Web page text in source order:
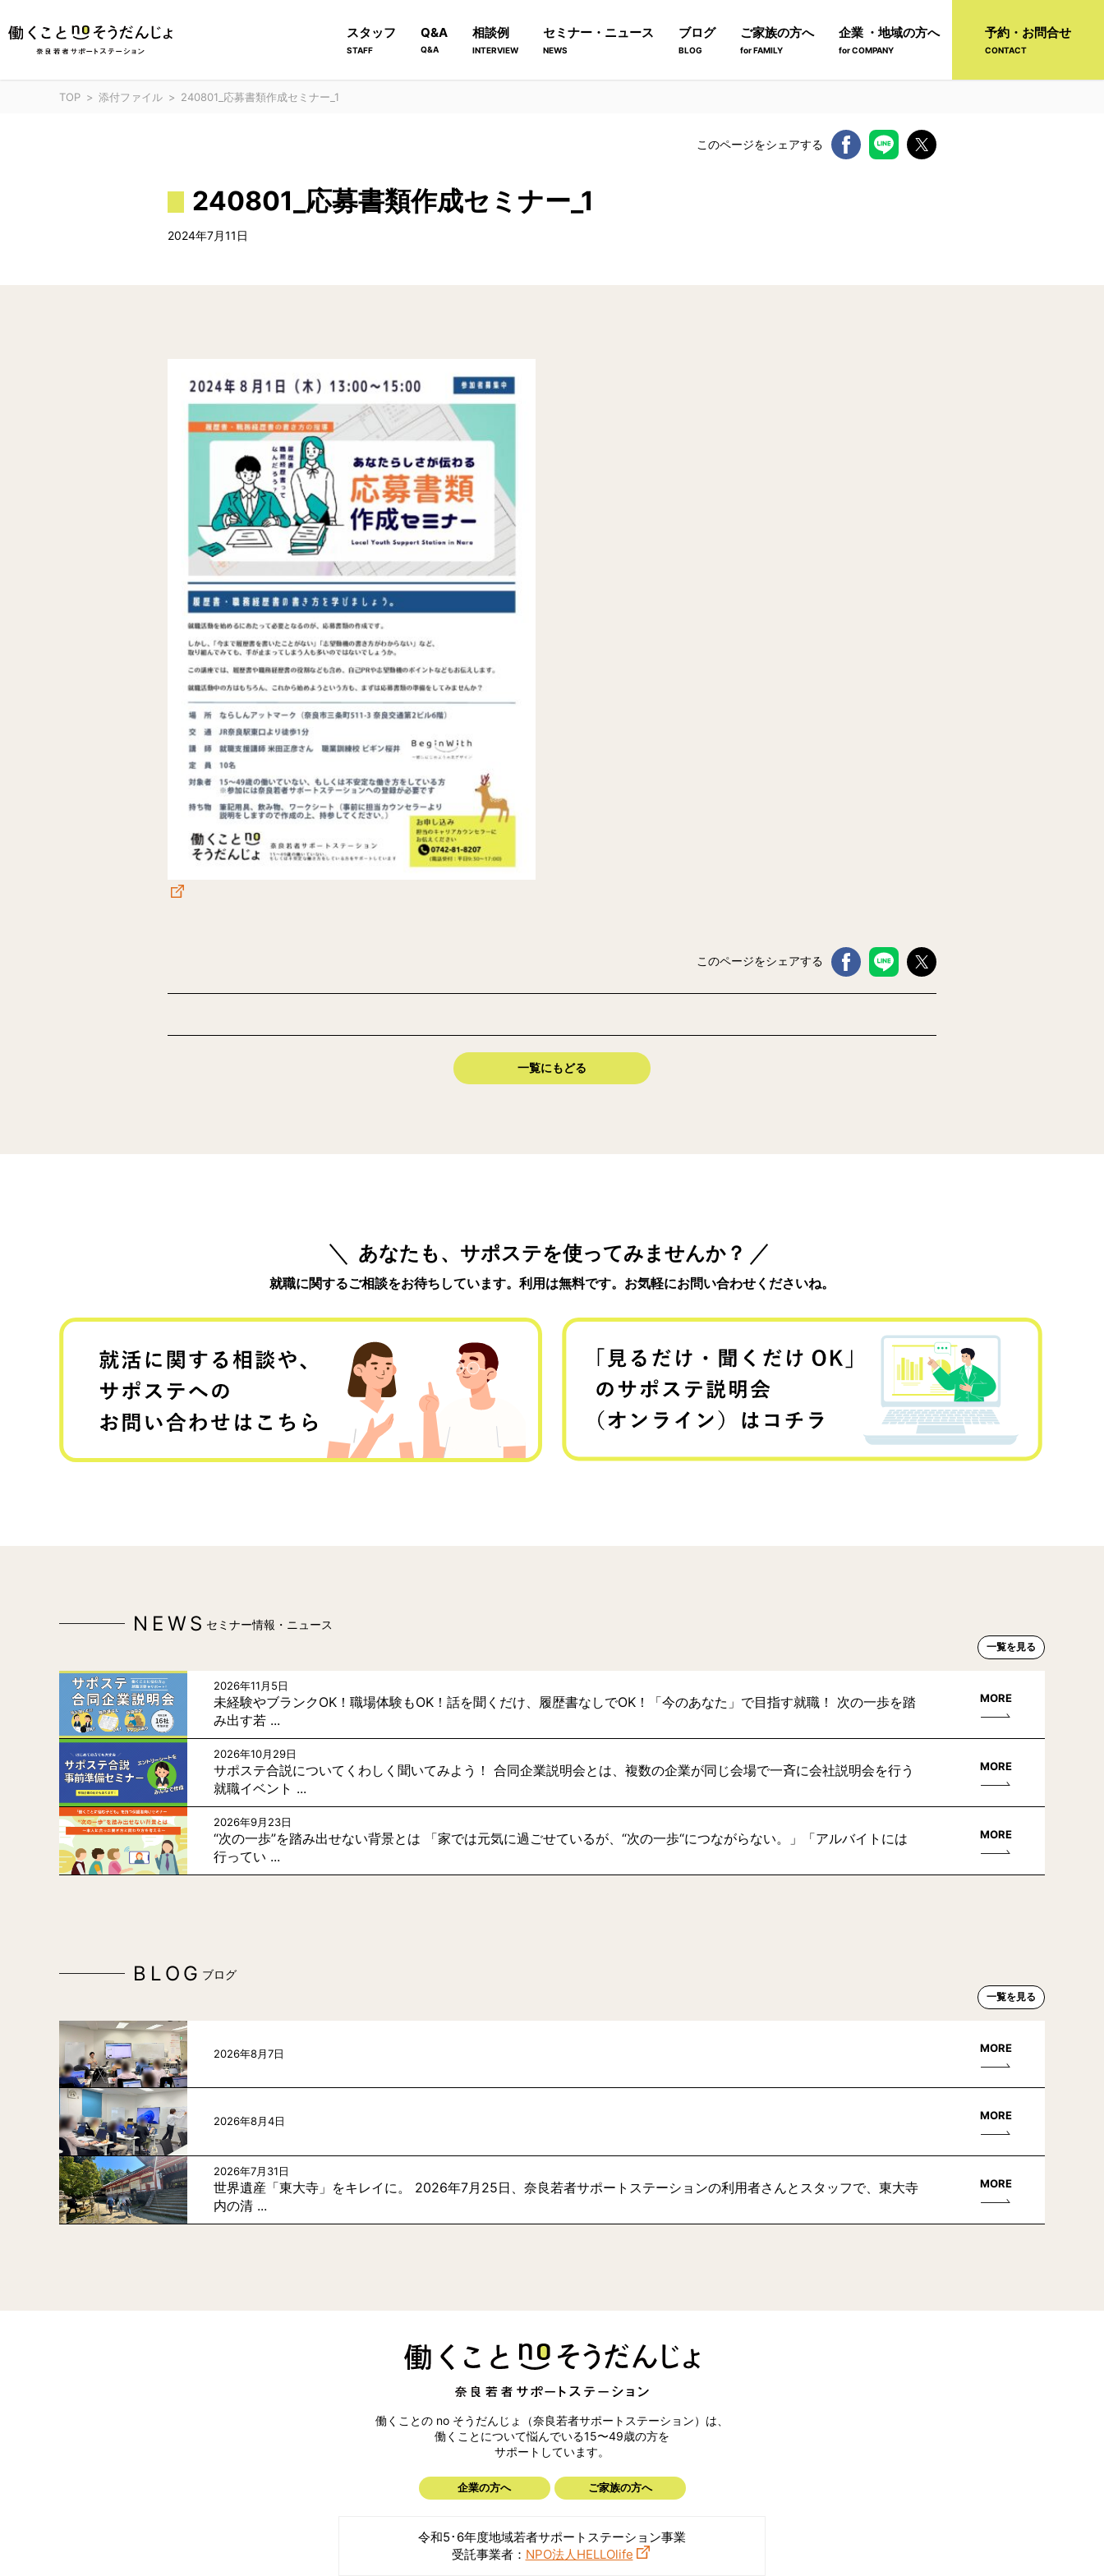
スタッフ
STAFF
Q&A
Q&A
相談例
INTERVIEW
セミナー・ニュース
NEWS
ブログ
BLOG
ご家族の方へ
for FAMILY
企業 ・地域の方へ
for COMPANY
予約・お問合せ
CONTACT
TOP 添付ファイル 240801_応募書類作成セミナー_1
このページをシェアする
240801_応募書類作成セミナー_1
2024年7月11日
このページをシェアする
一覧にもどる
あなたも、サポステを使ってみませんか？
就職に関するご相談をお待ちしています。利用は無料です。お気軽にお問い合わせくださいね。
NEWS セミナー情報・ニュース
一覧を見る
2026年11月5日
未経験やブランクOK！職場体験もOK！話を聞くだけ、履歴書なしでOK！「今のあなた」で目指す就職！ 次の一歩を踏
み出す若 ...
MORE
2026年10月29日
サポステ合説についてくわしく聞いてみよう！ 合同企業説明会とは、複数の企業が同じ会場で一斉に会社説明会を行う
就職イベント ...
MORE
2026年9月23日
“次の一歩”を踏み出せない背景とは 「家では元気に過ごせているが、“次の一歩“につながらない。」「アルバイトには
行ってい ...
MORE
BLOG ブログ
一覧を見る
2026年8月7日 MORE
2026年8月4日 MORE
2026年7月31日
世界遺産「東大寺」をキレイに。 2026年7月25日、奈良若者サポートステーションの利用者さんとスタッフで、東大寺
内の清 ...
MORE
働くことの no そうだんじょ（奈良若者サポートステーション）は、
働くことについて悩んでいる15〜49歳の方を
サポートしています。
企業の方へ ご家族の方へ
令和5･6年度地域若者サポートステーション事業
受託事業者： NPO法人HELLOlife